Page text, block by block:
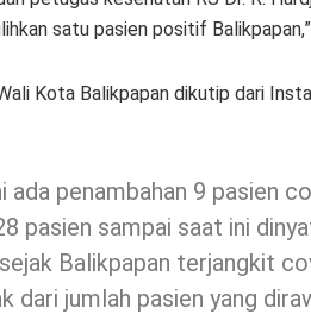
satu pasien positif
Kota Balikpapan dikutip dari
ada penambahan 9 pasien
pasien sampai saat ini
Balikpapan terjangkit
dari jumlah pasien yang